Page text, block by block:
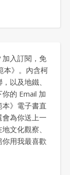
入訂閱，免
本》。內含柯
以及地鐵、
的 Email 加
》電子書直
為你送上一
文化觀察、
用我最喜歡